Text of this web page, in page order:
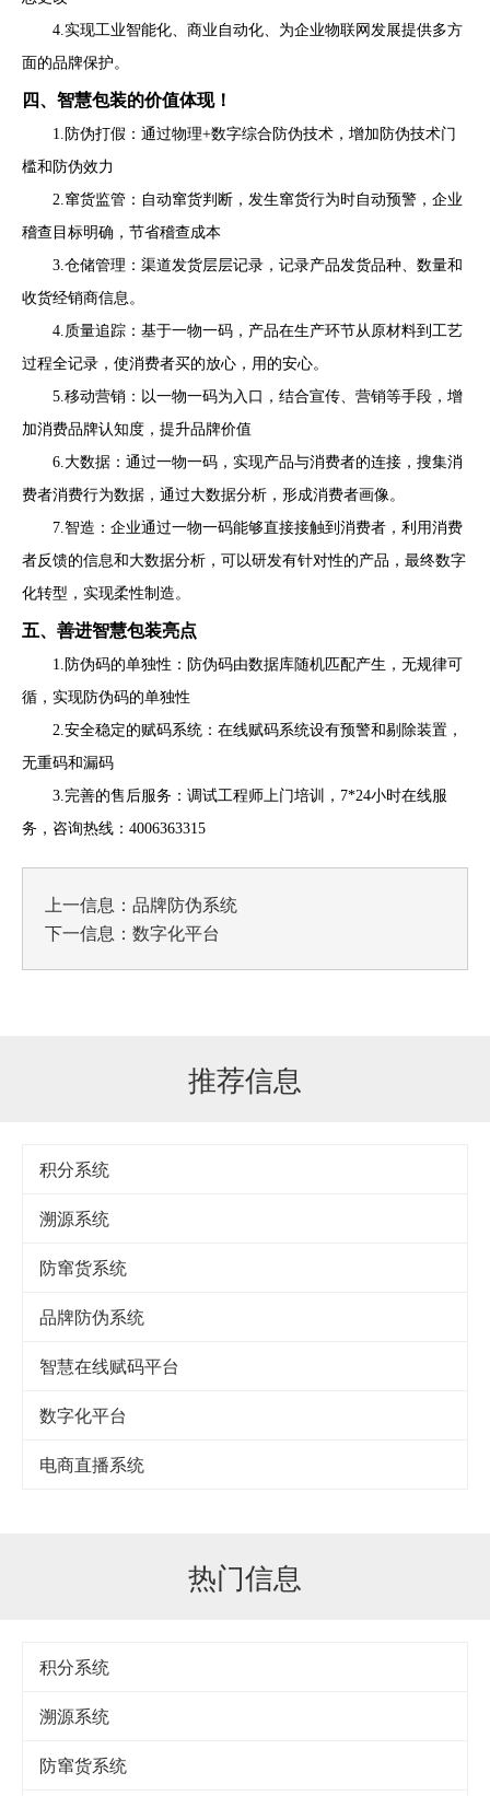
4.实现工业智能化、商业自动化、为企业物联网发展提供多方
面的品牌保护。
四、智慧包装的价值体现！
1.防伪打假：通过物理+数字综合防伪技术，增加防伪技术门
槛和防伪效力
2.窜货监管：自动窜货判断，发生窜货行为时自动预警，企业
稽查目标明确，节省稽查成本
3.仓储管理：渠道发货层层记录，记录产品发货品种、数量和
收货经销商信息。
4.质量追踪：基于一物一码，产品在生产环节从原材料到工艺
过程全记录，使消费者买的放心，用的安心。
5.移动营销：以一物一码为入口，结合宣传、营销等手段，增
加消费品牌认知度，提升品牌价值
6.大数据：通过一物一码，实现产品与消费者的连接，搜集消
费者消费行为数据，通过大数据分析，形成消费者画像。
7.智造：企业通过一物一码能够直接接触到消费者，利用消费
者反馈的信息和大数据分析，可以研发有针对性的产品，最终数字
化转型，实现柔性制造。
五、 善进智慧包装亮点
1.防伪码的单独性：防伪码由数据库随机匹配产生，无规律可
循，实现防伪码的单独性
2.安全稳定的赋码系统：在线赋码系统设有预警和剔除装置，
无重码和漏码
3.完善的售后服务：调试工程师上门培训，7*24小时在线服
务，咨询热线：4006363315
上一信息： 品牌防伪系统
下一信息： 数字化平台
推荐信息
积分系统
溯源系统
防窜货系统
品牌防伪系统
智慧在线赋码平台
数字化平台
电商直播系统
热门信息
积分系统
溯源系统
防窜货系统